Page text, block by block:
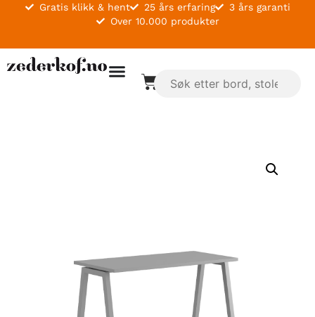
Gratis klikk & hent 25 års erfaring
3 års garanti
Over 10.000 produkter